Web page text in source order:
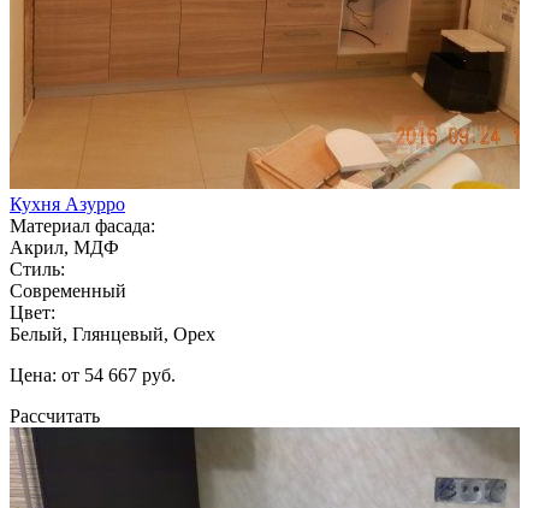
Кухня Азурро
Материал фасада:
Акрил, МДФ
Стиль:
Современный
Цвет:
Белый, Глянцевый, Орех
Цена: от 54 667 руб.
Рассчитать